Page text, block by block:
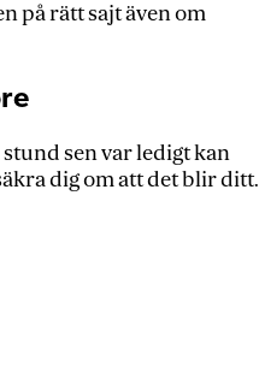
på rätt sajt även om
sen var ledigt kan
dig om att det blir ditt.